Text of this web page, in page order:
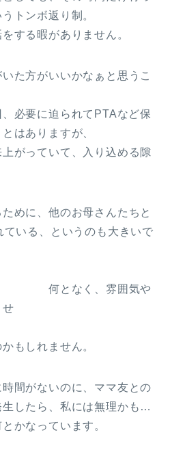
トンボ返り制。
する暇がありません。
た方がいいかなぁと思うこ
必要に迫られてPTAなど保
はありますが、
がっていて、入り込める隙
めに、他のお母さんたちと
ている、というのも大きいで
。
雰囲気や
せ
もしれません。
間がないのに、ママ友との
したら、私には無理かも…
かなっています。